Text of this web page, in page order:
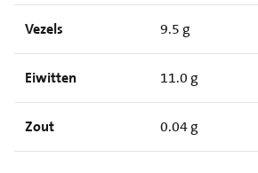
Vezels 9.5 g
Eiwitten 11.0 g
Zout 0.04 g